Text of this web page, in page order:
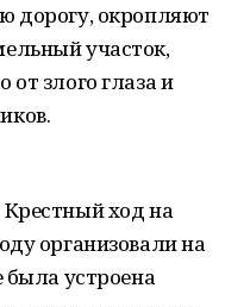
дорогу, окропляют
участок,
злого глаза и
ход на
организовали на
была устроена